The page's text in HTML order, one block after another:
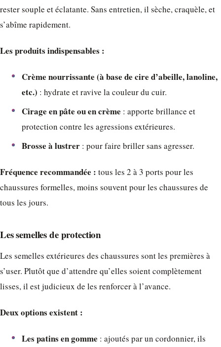
rester souple et éclatante. Sans entretien, il sèche, craquèle, et
s’abîme rapidement.
Les produits indispensables :
Crème nourrissante (à base de cire d’abeille, lanoline,
etc.) : hydrate et ravive la couleur du cuir.
Cirage en pâte ou en crème : apporte brillance et
protection contre les agressions extérieures.
Brosse à lustrer : pour faire briller sans agresser.
Fréquence recommandée : tous les 2 à 3 ports pour les
chaussures formelles, moins souvent pour les chaussures de
tous les jours.
Les semelles de protection
Les semelles extérieures des chaussures sont les premières à
s’user. Plutôt que d’attendre qu’elles soient complètement
lisses, il est judicieux de les renforcer à l’avance.
Deux options existent :
Les patins en gomme : ajoutés par un cordonnier, ils